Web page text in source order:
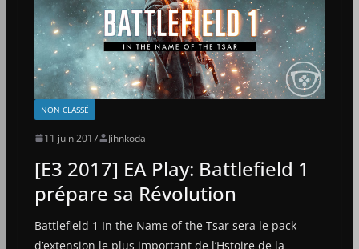
NON CLASSÉ
11 juin 2017 Jihnkoda
[E3 2017] EA Play: Battlefield 1
prépare sa Révolution
Battlefield 1 In the Name of the Tsar sera le pack
d’extension le plus important de l’Hstoire de la